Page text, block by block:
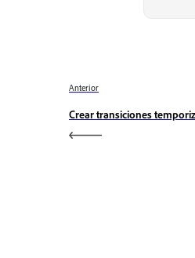
Anterior
Crear transiciones